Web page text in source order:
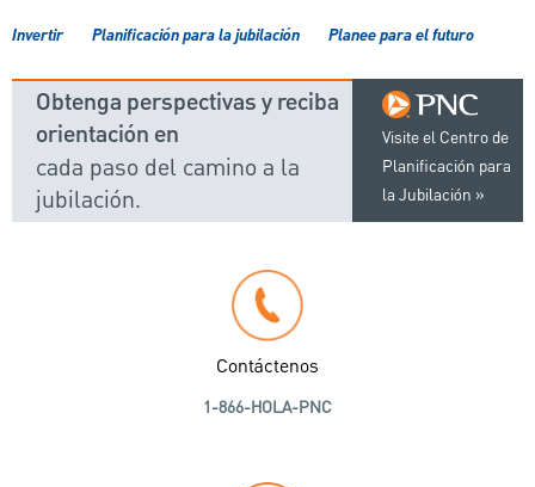
Invertir Planificación para la jubilación Planee para el futuro
Visite el Centro de
Planificación para
la Jubilación
Obtenga perspectivas y reciba
orientación en
cada paso del camino a la
jubilación.
Contáctenos
1-866-HOLA-PNC